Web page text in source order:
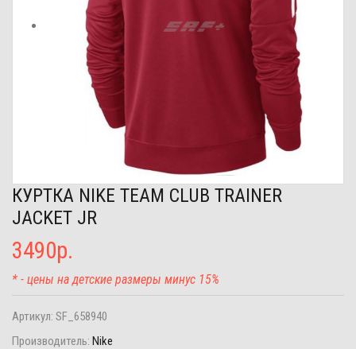
КУРТКА NIKE TEAM CLUB TRAINER
JACKET JR
3490р.
* - цены на детские размеры минус 15%
Артикул: SF_658940
Производитель: Nike